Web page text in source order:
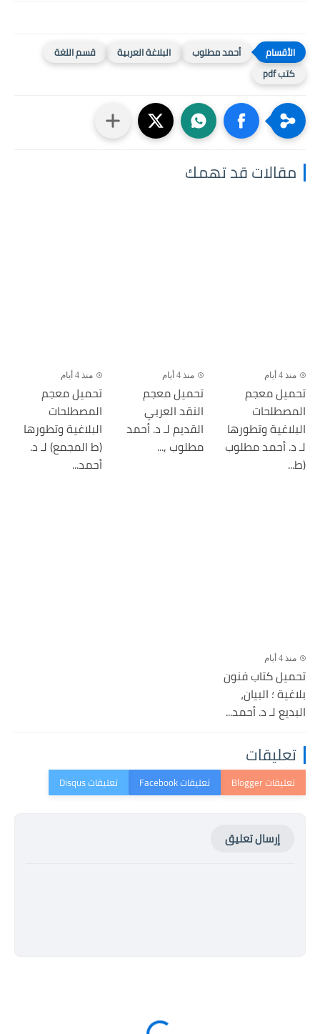
أحمد مطلوب البلاغة العربية
قسم اللغة
كتب pdf
مقالات قد تهمك
منذ 4 أيام
تحميل معجم
المصطلحات
البلاغية وتطورها
لـ د. أحمد مطلوب
(ط...
منذ 4 أيام
تحميل معجم
النقد العربي
القديم لـ د. أحمد
مطلوب ,...
منذ 4 أيام
تحميل معجم
المصطلحات
البلاغية وتطورها
(ط المجمع) لـ د.
أحمد...
منذ 4 أيام
تحميل كتاب فنون
بلاغية ؛ البيان،
البديع لـ د. أحمد...
تعليقات
إرسال تعليق